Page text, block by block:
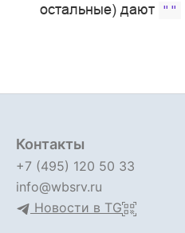
остальные) дают ""
Контакты
+7 (495) 120 50 33
info@wbsrv.ru
Новости в TG